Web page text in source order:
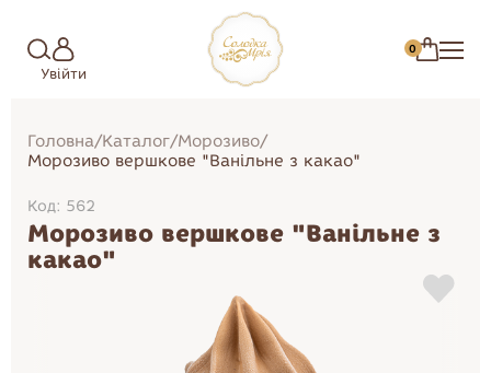
Увійти
0
Головна/Каталог/Морозиво/
Морозиво вершкове "Ванільне з какао"
Код: 562
Морозиво вершкове "Ванільне з
какао"